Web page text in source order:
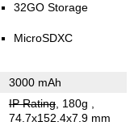
32GO Storage
MicroSDXC
3000 mAh
IP Rating, 180g
74.7x152.4x7.9 mm